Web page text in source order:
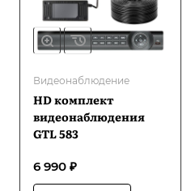
Видеонаблюдение
HD комплект
видеонаблюдения
GTL 583
6 990 ₽